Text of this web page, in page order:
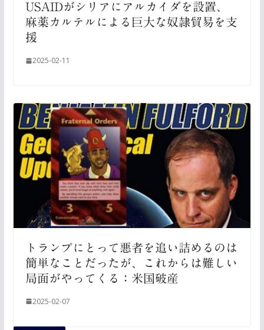
USAIDがシリアにアルカイダを設置、
麻薬カルテルによる巨大な奴隷貿易を支
援
2025-02-11
トランプにとって悪者を追い詰めるのは
簡単なことだったが、これからは難しい
局面がやってくる：米国破産
2025-02-07